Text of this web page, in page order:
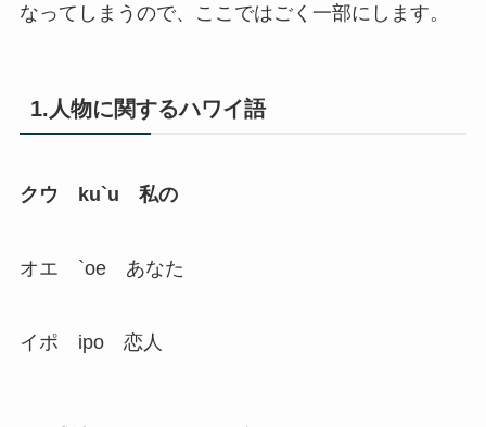
なってしまうので、ここではごく一部にします。
1.人物に関するハワイ語
クウ ku`u 私の
オエ `oe あなた
イポ ipo 恋人